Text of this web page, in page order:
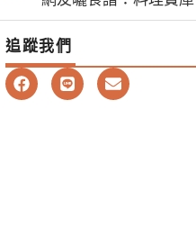
追蹤我們
F
a
L
i
E
n